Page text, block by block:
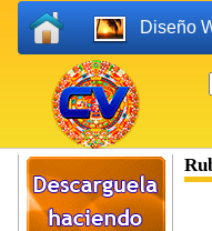
Diseño